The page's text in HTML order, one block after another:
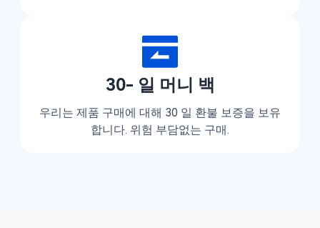
30- 일 머니 백
우리는 제품 구매에 대해 30 일 환불 보증을 보유
합니다. 위험 부담없는 구매.